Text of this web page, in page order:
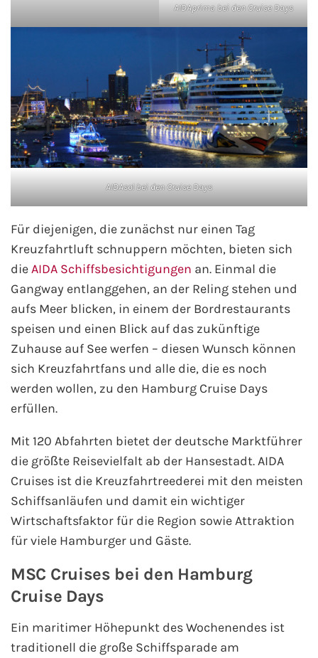
DFDS Seaways
Finnlines
FRS Baltic
Stena Line
Fähre nach Dänemark
Fähre nach Norwegen
Fähre nach Schweden
Fähre nach Finnland
Fähre nach England
Fähre nach Litauen
Fähre nach Lettland
Wissenswertes
Kreuzfahrt-Kalender
Kreuzfahrt-Bücher
AIDAprima bei den Cruise Days
AIDAsol bei den Cruise Days
Für diejenigen, die zunächst nur einen Tag
Kreuzfahrtluft schnuppern möchten, bieten sich
dieAIDA Schiffsbesichtigungen an. Einmal die
Gangway entlanggehen, an der Reling stehen und
aufs Meer blicken, in einem der Bordrestaurants
speisen und einen Blick auf das zukünftige
Zuhause auf See werfen – diesen Wunsch können
sich Kreuzfahrtfans und alle die, die es noch
werden wollen, zu den Hamburg Cruise Days
erfüllen.
Mit 120 Abfahrten bietet der deutsche Marktführer
die größte Reisevielfalt ab der Hansestadt. AIDA
Cruises ist die Kreuzfahrtreederei mit den meisten
Schiffsanläufen und damit ein wichtiger
Wirtschaftsfaktor für die Region sowie Attraktion
für viele Hamburger und Gäste.
MSC Cruises bei den Hamburg
Cruise Days
Ein maritimer Höhepunkt des Wochenendes ist
traditionell die große Schiffsparade am